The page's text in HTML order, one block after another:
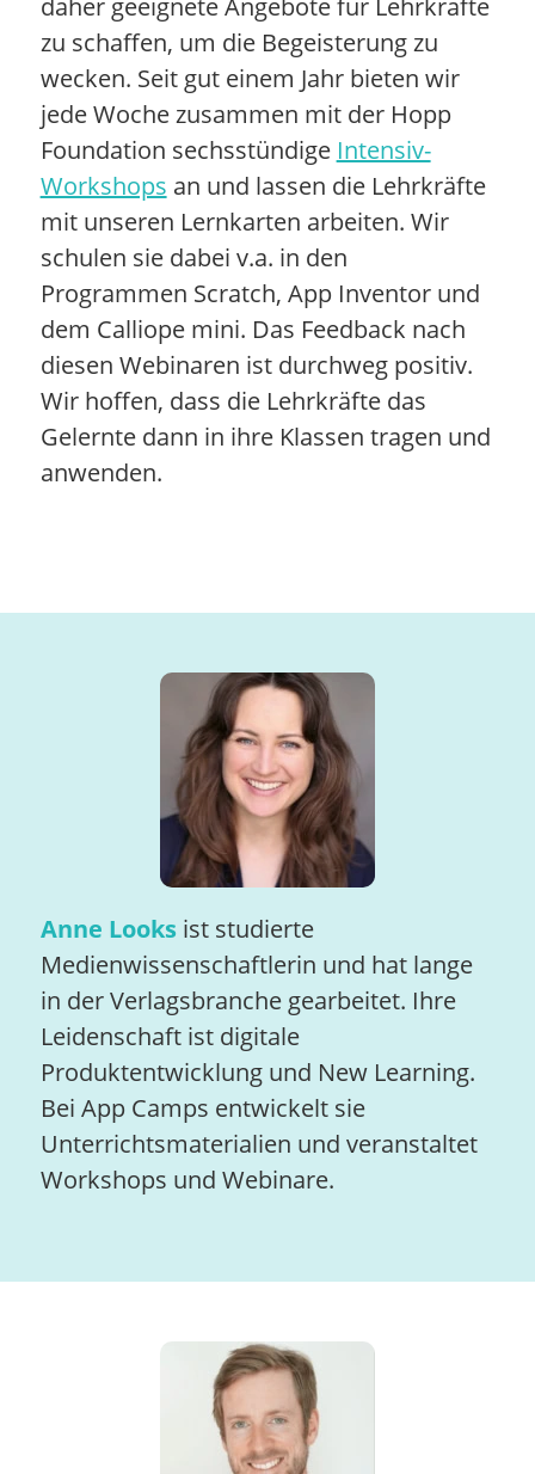
daher geeignete Angebote für Lehrkräfte
zu schaffen, um die Begeisterung zu
wecken. Seit gut einem Jahr bieten wir
jede Woche zusammen mit der Hopp
Foundation sechsstündige Intensiv-
Workshops an und lassen die Lehrkräfte
mit unseren Lernkarten arbeiten. Wir
schulen sie dabei v.a. in den
Programmen Scratch, App Inventor und
dem Calliope mini. Das Feedback nach
diesen Webinaren ist durchweg positiv.
Wir hoffen, dass die Lehrkräfte das
Gelernte dann in ihre Klassen tragen und
anwenden.
Anne Looksist studierte
Medienwissenschaftlerin und hat lange
in der Verlagsbranche gearbeitet. Ihre
Leidenschaft ist digitale
Produktentwicklung und New Learning.
Bei App Camps entwickelt sie
Unterrichtsmaterialien und veranstaltet
Workshops und Webinare.